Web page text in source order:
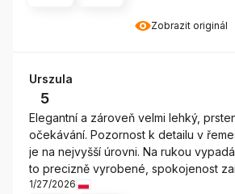
Zobrazit originál
Urszula
5
Elegantní a zároveň velmi lehký,
očekávání. Pozornost k detailu v
je na nejvyšší úrovni. Na rukou
to precizně vyrobené, spokojenost
1/27/2026